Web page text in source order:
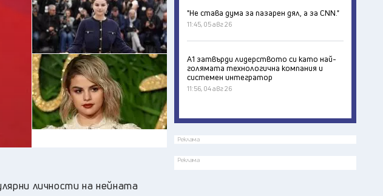
личности на нейната
"Не става дума за пазарен дял, а за CNN."
11:45, 05 авг 26
А1 затвърди лидерството си като най-
голямата технологична компания и
системен интегратор
11:56, 04 авг 26
Реклама
Реклама